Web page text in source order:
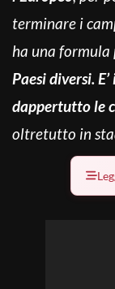
terminare i
ha una
Paesi diversi.
dappertutto le
oltretutto in